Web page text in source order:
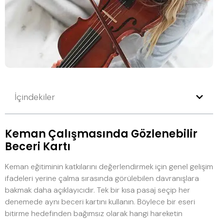
İçindekiler
Keman Çalışmasında Gözlenebilir
Beceri Kartı
Keman eğitiminin katkılarını değerlendirmek için genel gelişim
ifadeleri yerine çalma sırasında görülebilen davranışlara
bakmak daha açıklayıcıdır. Tek bir kısa pasaj seçip her
denemede aynı beceri kartını kullanın. Böylece bir eseri
bitirme hedefinden bağımsız olarak hangi hareketin